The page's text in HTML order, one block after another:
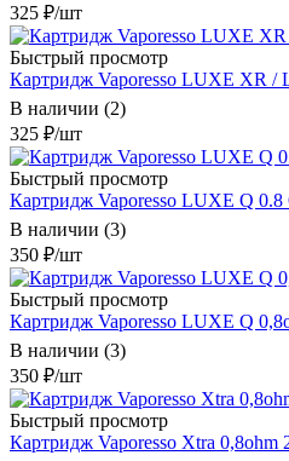
325 ₽/шт
Быстрый просмотр
Картридж Vaporesso LUXE XR /
В наличии (2)
325 ₽/шт
Быстрый просмотр
Картридж Vaporesso LUXE Q
В наличии (3)
350 ₽/шт
Быстрый просмотр
Картридж Vaporesso LUXE Q
В наличии (3)
350 ₽/шт
Быстрый просмотр
Картридж Vaporesso Xtra 0,8ohm